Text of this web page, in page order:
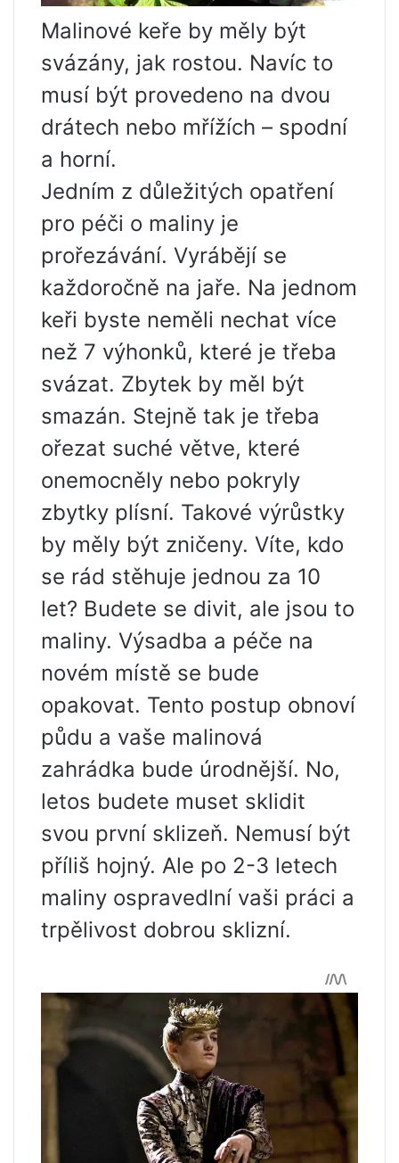
Malinové keře by měly být
svázány, jak rostou. Navíc to
musí být provedeno na dvou
drátech nebo mřížích – spodní
a horní.
Jedním z důležitých opatření
pro péči o maliny je
prořezávání. Vyrábějí se
každoročně na jaře. Na jednom
keři byste neměli nechat více
než 7 výhonků, které je třeba
svázat. Zbytek by měl být
smazán. Stejně tak je třeba
ořezat suché větve, které
onemocněly nebo pokryly
zbytky plísní. Takové výrůstky
by měly být zničeny. Víte, kdo
se rád stěhuje jednou za 10
let? Budete se divit, ale jsou to
maliny. Výsadba a péče na
novém místě se bude
opakovat. Tento postup obnoví
půdu a vaše malinová
zahrádka bude úrodnější. No,
letos budete muset sklidit
svou první sklizeň. Nemusí být
příliš hojný. Ale po 2-3 letech
maliny ospravedlní vaši práci a
trpělivost dobrou sklizní.